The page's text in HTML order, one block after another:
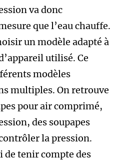
va donc
que l’eau chauffe.
un modèle adapté à
utilisé. Ce
modèles
multiples. On retrouve
pour air comprimé,
des soupapes
la pression.
tenir compte des